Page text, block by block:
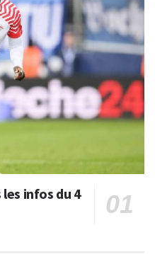
infos du 4